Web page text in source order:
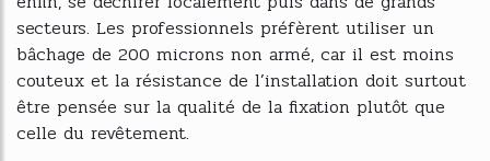
secteurs. Les professionnels préfèrent utiliser un
bâchage de 200 microns non armé, car il est moins
couteux et la résistance de l’installation doit surtout
être pensée sur la qualité de la fixation plutôt que
celle du revêtement.